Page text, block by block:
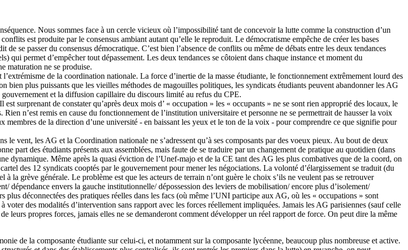
Nous sommes face à un cercle vicieux où l’impossibilité tant de concevoir la lutte comme la construction d’un
est produite par le consensus ambiant autant qu’elle le reproduit. Le démocratisme empêche de créer les bases
se passer du consensus démocratique. C’est bien l’absence de conflits ou même de débats entre les deux tendances
qui permet d’empêcher tout dépassement. Les deux tendances se côtoient dans chaque instance et moment du
maturation ne se produise.
de la coordination nationale. La force d’inertie de la masse étudiante, le fonctionnement extrêmement lourd des
bien plus puissants que les vieilles méthodes de magouilles politiques, les syndicats étudiants peuvent abandonner les AG
et la diffusion capillaire du discours limité au refus du CPE.
surprenant de constater qu’après deux mois d’ « occupation » les « occupants » ne se sont rien approprié des locaux, le
n’est remis en cause du fonctionnement de l’institution universitaire et personne ne se permettrait de hausser la voix
de la direction d’une université - en baissant les yeux et le ton de la voix - pour comprendre ce que signifie pour
vent, les AG et la Coordination nationale ne s’adressent qu’à ses composants par des voeux pieux. Au bout de deux
part des étudiants présents aux assemblées, mais faute de se traduire par un changement de pratique au quotidien (dans
dynamique. Même après la quasi éviction de l’Unef-majo et de la CE tant des AG les plus combatives que de la coord, on
des 12 syndicats cooptés par le gouvernement pour mener les négociations. La volonté d’élargissement se traduit (du
la grève générale. Le problème est que les acteurs de terrain n’ont guère le choix s’ils ne veulent pas se retrouver
dépendance envers la gauche institutionnelle/ dépossession des leviers de mobilisation/ encore plus d’isolement/
déconnectées des pratiques réelles dans les facs (où même l’UNI participe aux AG, où les « occupations » sont
des modalités d’intervention sans rapport avec les forces réellement impliquées. Jamais les AG parisiennes (sauf celle
leurs propres forces, jamais elles ne se demanderont comment développer un réel rapport de force. On peut dire la même
de la composante étudiante sur celui-ci, et notamment sur la composante lycéenne, beaucoup plus nombreuse et active.